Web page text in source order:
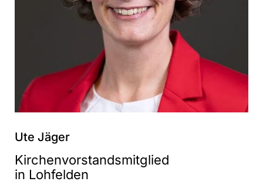
Ute Jäger
Kirchenvorstandsmitglied
in Lohfelden